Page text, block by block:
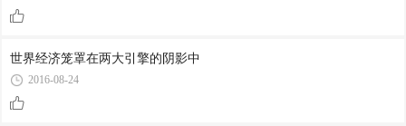
世界经济笼罩在两大引擎的阴影中
2016-08-24